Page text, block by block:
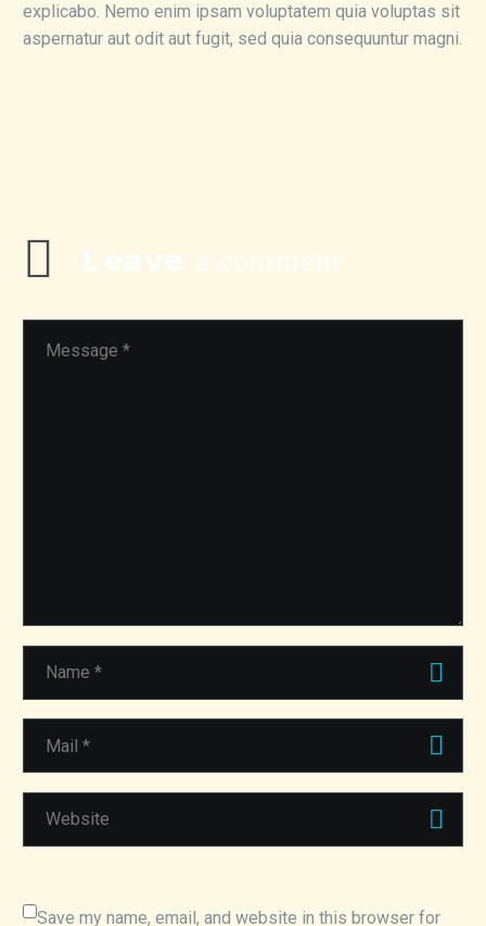
explicabo. Nemo enim ipsam voluptatem quia voluptas sit
aspernatur aut odit aut fugit, sed quia consequuntur magni.
Leave a comment
Save my name, email, and website in this browser for